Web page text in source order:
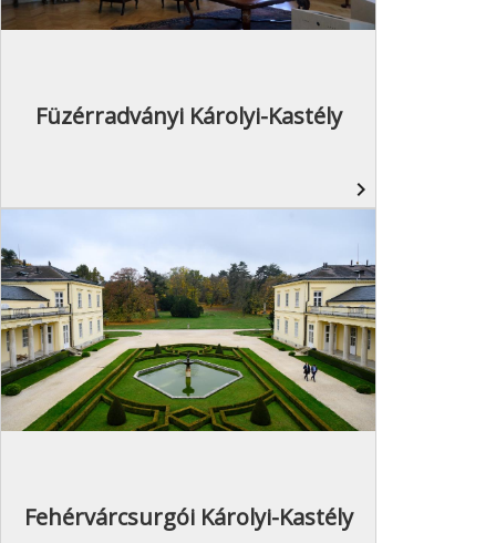
Füzérradványi Károlyi-Kastély
navigate_next
Fehérvárcsurgói Károlyi-Kastély